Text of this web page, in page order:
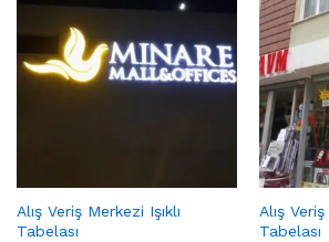
Alış Veriş Merkezi Işıklı
Tabelası
Alış Veriş
Tabelası